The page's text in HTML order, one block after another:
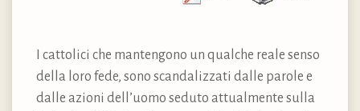
I cattolici che mantengono un qualche reale senso
della loro fede, sono scandalizzati dalle parole e
dalle azioni dell’uomo seduto attualmente sulla